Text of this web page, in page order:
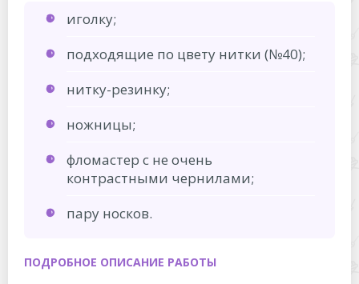
иголку;
подходящие по цвету нитки (№40);
нитку-резинку;
ножницы;
фломастер с не очень
контрастными чернилами;
пару носков.
ПОДРОБНОЕ ОПИСАНИЕ РАБОТЫ